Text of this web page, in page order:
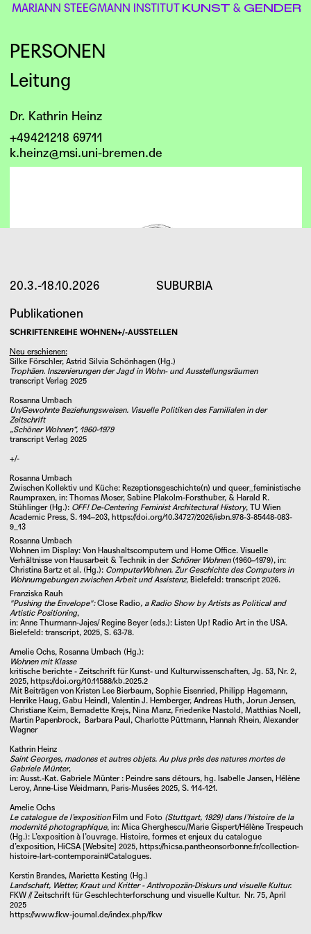
MARIANN STEEGMANN INSTITUT KUNST &GENDER
PERSONEN
Leitung
Dr. Kathrin Heinz
+49421218 69711
k.heinz@msi.uni-bremen.de
Kathrin Heinz (Dr. phil.) ist Kunstwissenschaftlerin.
Steegmann Instituts. Kunst & Gender (MSI) sowie
Leiterin des Forschungsfeldeswohnen+/–ausstellen
in Kooperation mit dem Institut für
Kunstwissenschaft – Filmwissenschaft –
Kunstpädagogik (IKFK) an der Universität Bremen.
Gemeinsam mit Irene Nierhaus gibt sie die
Schriftenreihe
heraus. Seit 2005 ist sie Mitherausgeberin der
FachzeitschriftFKW // Zeitschrift für
Geschlechterforschung und visuelle Kultur
Forschungsschwerpunkte
Publikationen
Projekte
Mitgliedschaften
Vorträge
20.3.-18.10.2026
SUBURBIA
Publikationen
SCHRIFTENREIHE WOHNEN+/-AUSSTELLEN
Neu erschienen:
Silke Förschler, Astrid Silvia Schönhagen (Hg.)
Trophäen. Inszenierungen der Jagd in Wohn- und Ausstellungsräumen
transcript Verlag 2025
Rosanna Umbach
Un/Gewohnte Beziehungsweisen. Visuelle Politiken des Familialen in der
Zeitschrift
„Schöner Wohnen“, 1960-1979
transcript Verlag 2025
+/-
Rosanna Umbach
Zwischen Kollektiv und Küche: Rezeptionsgeschichte(n) und queer_feministische
Raumpraxen, in: Thomas Moser, Sabine Plakolm-Forsthuber, & Harald R.
Stühlinger (Hg.): OFF! De-Centering Feminist Architectural History, TU Wien
Academic Press, S. 194–203, https://doi.org/10.34727/2026/isbn.978-3-85448-083-
9_13
Rosanna Umbach
Wohnen im Display: Von Haushaltscomputern und Home Office. Visuelle
Verhältnisse von Hausarbeit & Technik in der Schöner Wohnen(1960–1979), in:
Christina Bartz et al. (Hg.): ComputerWohnen. Zur Geschichte des Computers in
Wohnumgebungen zwischen Arbeit und Assistenz, Bielefeld: transcript 2026.
Franziska Rauh
"Pushing the Envelope":Close Radio, a Radio Show by Artists as Political and
Artistic Positioning,
in: Anne Thurmann-Jajes/ Regine Beyer (eds.): Listen Up! Radio Art in the USA.
Bielefeld: transcript, 2025, S. 63-78.
Amelie Ochs, Rosanna Umbach (Hg.):
Wohnen mit Klasse
kritische berichte - Zeitschrift für Kunst- und Kulturwissenschaften, Jg. 53, Nr. 2,
2025, https://doi.org/10.11588/kb.2025.2
Mit Beiträgen von Kristen Lee Bierbaum, Sophie Eisenried, Philipp Hagemann,
Henrike Haug, Gabu Heindl, Valentin J. Hemberger, Andreas Huth, Jorun Jensen,
Christiane Keim, Bernadette Krejs, Nina Manz, Friederike Nastold, Matthias Noell,
Martin Papenbrock, Barbara Paul, Charlotte Püttmann, Hannah Rhein, Alexander
Wagner
Kathrin Heinz
Saint Georges, madones et autres objets. Au plus près des natures mortes de
Gabriele Münter,
in: Ausst.-Kat. Gabriele Münter : Peindre sans détours, hg. Isabelle Jansen, Hélène
Leroy, Anne-Lise Weidmann, Paris-Musées 2025, S. 114-121.
Amelie Ochs
Le catalogue de l’expositionFilm und Foto(Stuttgart, 1929) dans l’histoire de la
modernité photographique, in: Mica Gherghescu/Marie Gispert/Hélène Trespeuch
(Hg.): L’exposition à l’ouvrage. Histoire, formes et enjeux du catalogue
d’exposition, HiCSA [Website] 2025, https://hicsa.pantheonsorbonne.fr/collection-
histoire-lart-contemporain#Catalogues.
Kerstin Brandes, Marietta Kesting (Hg.)
Landschaft, Wetter, Kraut und Kritter - Anthropozän-Diskurs und visuelle Kultur.
FKW // Zeitschrift für Geschlechterforschung und visuelle Kultur. Nr. 75, April
2025
https://www.fkw-journal.de/index.php/fkw